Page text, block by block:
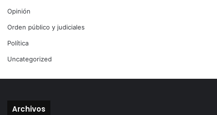
Opinión
Orden público y judiciales
Política
Uncategorized
Archivos